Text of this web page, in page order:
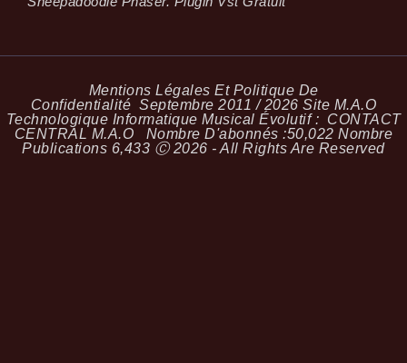
Mentions Légales Et Politique De
Confidentialité Septembre 2011 / 2026 Site M.A.O
Technologique Informatique Musical Évolutif : CONTACT
CENTRAL M.A.O Nombre D'abonnés :50,022 Nombre
Publications 6,433 Ⓒ 2026 - All Rights Are Reserved